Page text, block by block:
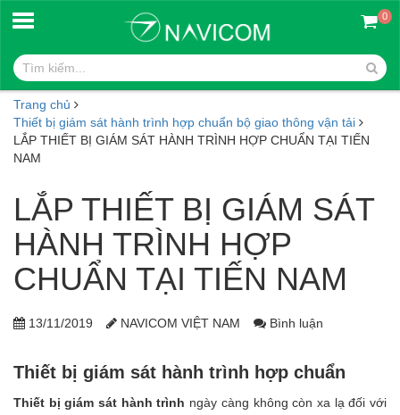
0
Trang chủ
Thiết bị giám sát hành trình hợp chuẩn bộ giao thông vận tải
LẮP THIẾT BỊ GIÁM SÁT HÀNH TRÌNH HỢP CHUẨN TẠI TIẾN
NAM
LẮP THIẾT BỊ GIÁM SÁT
HÀNH TRÌNH HỢP
CHUẨN TẠI TIẾN NAM
13/11/2019 NAVICOM VIỆT NAM Bình luận
Thiết bị giám sát hành trình hợp chuẩn
Thiết bị giám sát hành trình ngày càng không còn xa lạ đối với